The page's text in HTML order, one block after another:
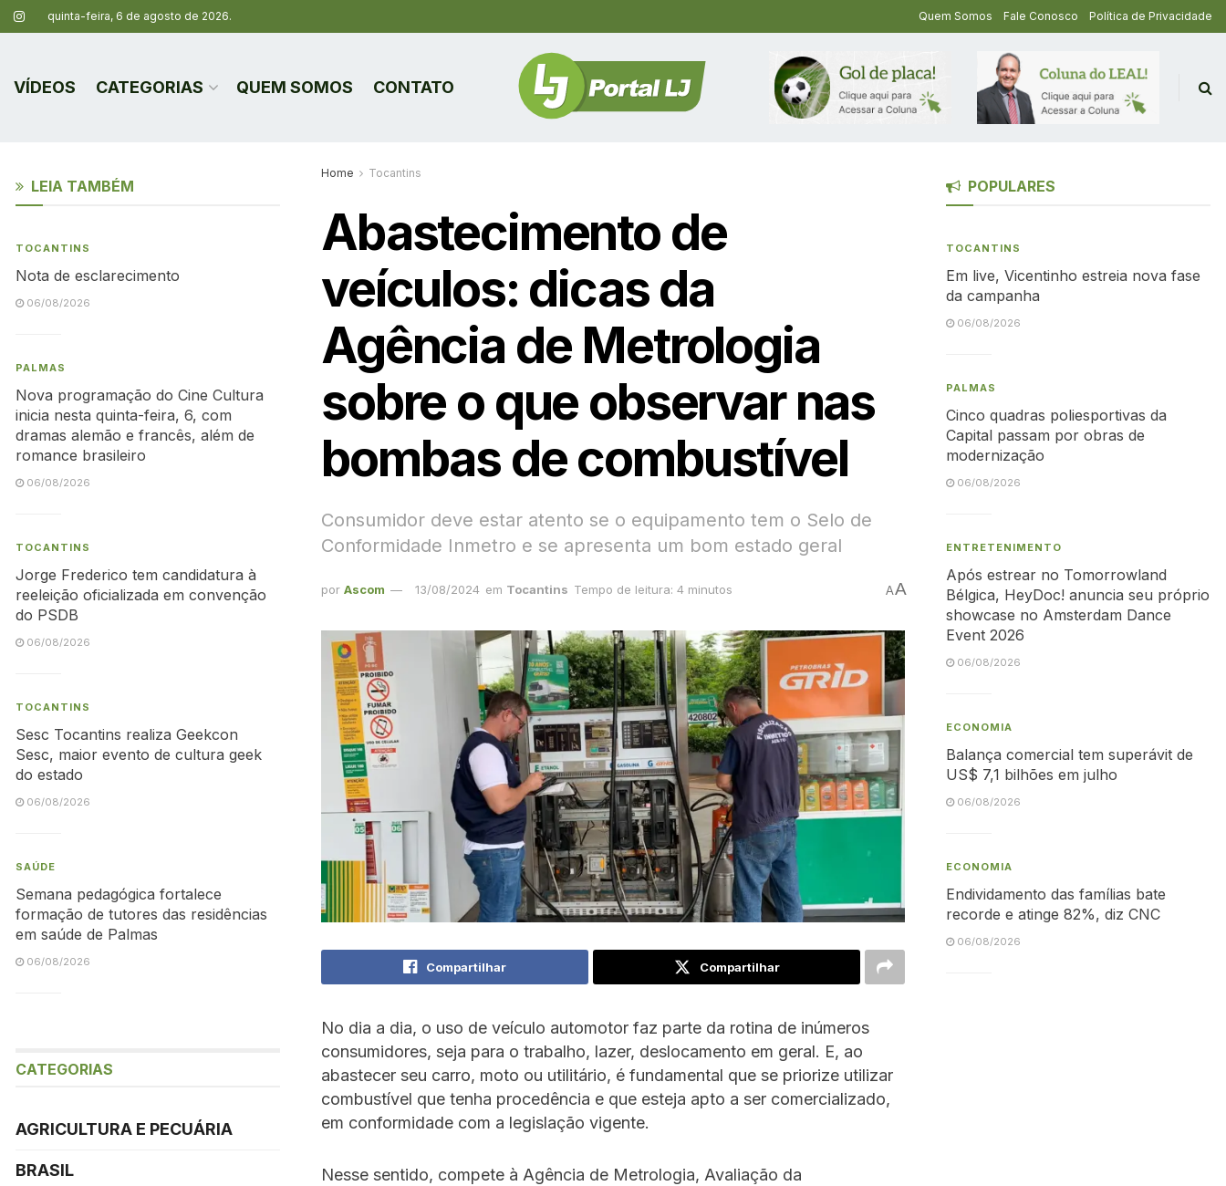
quinta-feira, 6 de agosto de 2026. Quem Somos Fale Conosco Política de Privacidade
VÍDEOS CATEGORIAS QUEM SOMOS CONTATO
Home Tocantins
Abastecimento de
veículos: dicas da
Agência de Metrologia
sobre o que observar nas
bombas de combustível
Consumidor deve estar atento se o equipamento tem o Selo de
Conformidade Inmetro e se apresenta um bom estado geral
por Ascom 13/08/2024 em Tocantins Tempo de leitura: 4 minutos AA
Compartilhar Compartilhar
No dia a dia, o uso de veículo automotor faz parte da rotina de inúmeros
consumidores, seja para o trabalho, lazer, deslocamento em geral. E, ao
abastecer seu carro, moto ou utilitário, é fundamental que se priorize utilizar
combustível que tenha procedência e que esteja apto a ser comercializado,
em conformidade com a legislação vigente.
Nesse sentido, compete à Agência de Metrologia, Avaliação da
LEIA TAMBÉM
TOCANTINS
Nota de esclarecimento
06/08/2026
PALMAS
Nova programação do Cine Cultura
inicia nesta quinta-feira, 6, com
dramas alemão e francês, além de
romance brasileiro
06/08/2026
TOCANTINS
Jorge Frederico tem candidatura à
reeleição oficializada em convenção
do PSDB
06/08/2026
TOCANTINS
Sesc Tocantins realiza Geekcon
Sesc, maior evento de cultura geek
do estado
06/08/2026
SAÚDE
Semana pedagógica fortalece
formação de tutores das residências
em saúde de Palmas
06/08/2026
CATEGORIAS
AGRICULTURA E PECUÁRIA
BRASIL
POPULARES
TOCANTINS
Em live, Vicentinho estreia nova fase
da campanha
06/08/2026
PALMAS
Cinco quadras poliesportivas da
Capital passam por obras de
modernização
06/08/2026
ENTRETENIMENTO
Após estrear no Tomorrowland
Bélgica, HeyDoc! anuncia seu próprio
showcase no Amsterdam Dance
Event 2026
06/08/2026
ECONOMIA
Balança comercial tem superávit de
US$ 7,1 bilhões em julho
06/08/2026
ECONOMIA
Endividamento das famílias bate
recorde e atinge 82%, diz CNC
06/08/2026